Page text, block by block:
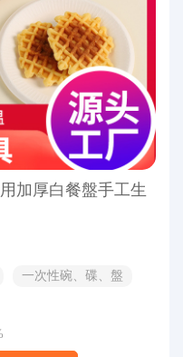
加厚白餐盤手工生
一次性碗、碟、盤